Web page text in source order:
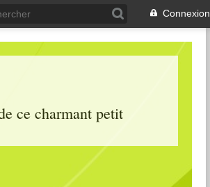
Connexion
ce charmant petit